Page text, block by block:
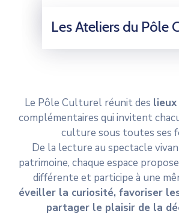
Les Ateliers du Pôle
Le Pôle Culturel réunit des lieux
complémentaires qui invitent
culture sous toutes ses
De la lecture au spectacle
patrimoine, chaque espace
différente et participe à une
éveiller la curiosité, favoriser
partager le plaisir de la